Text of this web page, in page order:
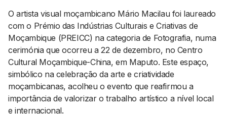
O artista visual moçambicano Mário Macilau foi laureado
com o Prémio das Indústrias Culturais e Criativas de
Moçambique (PREICC) na categoria de Fotografia, numa
cerimónia que ocorreu a 22 de dezembro, no Centro
Cultural Moçambique-China, em Maputo. Este espaço,
simbólico na celebração da arte e criatividade
moçambicanas, acolheu o evento que reafirmou a
importância de valorizar o trabalho artístico a nível local
e internacional.